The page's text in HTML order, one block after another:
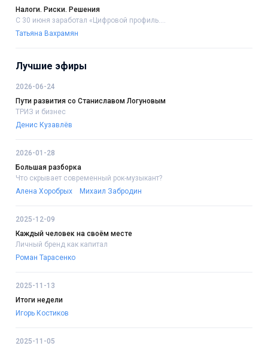
Налоги. Риски. Решения
С 30 июня заработал «Цифровой профиль....
Татьяна Вахрамян
Лучшие эфиры
2026-06-24
Пути развития со Станиславом Логуновым
ТРИЗ и бизнес
Денис Кузавлёв
2026-01-28
Большая разборка
Что скрывает современный рок-музыкант?
Алена Хоробрых
Михаил Забродин
2025-12-09
Каждый человек на своём месте
Личный бренд как капитал
Роман Тарасенко
2025-11-13
Итоги недели
Игорь Костиков
2025-11-05